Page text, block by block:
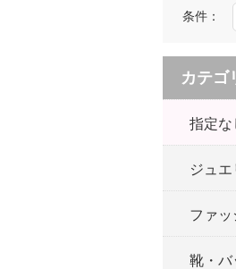
条件：
カテゴ
指定な
ジュエ
ファッ
靴・バ